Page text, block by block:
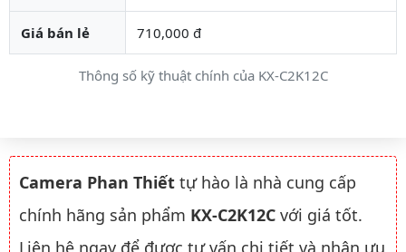
Thông số kỹ thuật chính của KX-C2K12C
Giá bán lẻ 710,000 đ
Camera Phan Thiết tự hào là nhà cung cấp
chính hãng sản phẩm KX-C2K12C với giá tốt.
Liên hệ ngay để được tư vấn chi tiết và nhận ưu